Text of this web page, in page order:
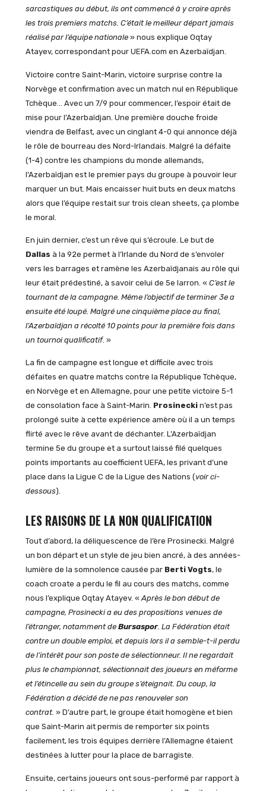
sarcastiques au début, ils ont commencé à y croire après
les trois premiers matchs. C’était le meilleur départ jamais
réalisé par l’équipe nationale» nous explique Oqtay
Atayev, correspondant pour UEFA.com en Azerbaïdjan.
Victoire contre Saint-Marin, victoire surprise contre la
Norvège et confirmation avec un match nul en République
Tchèque… Avec un 7/9 pour commencer, l’espoir était de
mise pour l’Azerbaïdjan. Une première douche froide
viendra de Belfast, avec un cinglant 4-0 qui annonce déjà
le rôle de bourreau des Nord-Irlandais. Malgré la défaite
(1-4) contre les champions du monde allemands,
l’Azerbaïdjan est le premier pays du groupe à pouvoir leur
marquer un but. Mais encaisser huit buts en deux matchs
alors que l’équipe restait sur trois clean sheets, ça plombe
le moral.
En juin dernier, c’est un rêve qui s’écroule. Le but de
Dallas à la 92e permet à l’Irlande du Nord de s’envoler
vers les barrages et ramène les Azerbaïdjanais au rôle qui
leur était prédestiné, à savoir celui de 5e larron. « C’est le
tournant de la campagne. Même l’objectif de terminer 3e a
ensuite été loupé. Malgré une cinquième place au final,
l’Azerbaïdjan a récolté 10 points pour la première fois dans
un tournoi qualificatif. »
La fin de campagne est longue et difficile avec trois
défaites en quatre matchs contre la République Tchèque,
en Norvège et en Allemagne, pour une petite victoire 5-1
de consolation face à Saint-Marin. Prosineckin’est pas
prolongé suite à cette expérience amère où il a un temps
flirté avec le rêve avant de déchanter. L’Azerbaïdjan
termine 5e du groupe et a surtout laissé filé quelques
points importants au coefficient UEFA, les privant d’une
place dans la Ligue C de la Ligue des Nations (voir ci-
dessous).
LES RAISONS DE LA NON QUALIFICATION
Tout d’abord, la déliquescence de l’ère Prosinecki. Malgré
un bon départ et un style de jeu bien ancré, à des années-
lumière de la somnolence causée par Berti Vogts, le
coach croate a perdu le fil au cours des matchs, comme
nous l’explique Oqtay Atayev. «Après le bon début de
campagne, Prosinecki a eu des propositions venues de
l’étranger, notamment de Bursaspor. La Fédération était
contre un double emploi, et depuis lors il a semble-t-il perdu
de l’intérêt pour son poste de sélectionneur. Il ne regardait
plus le championnat, sélectionnait des joueurs en méforme
et l’étincelle au sein du groupe s’éteignait. Du coup, la
Fédération a décidé de ne pas renouveler son
contrat. » D’autre part, le groupe était homogène et bien
que Saint-Marin ait permis de remporter six points
facilement, les trois équipes derrière l’Allemagne étaient
destinées à lutter pour la place de barragiste.
Ensuite, certains joueurs ont sous-performé par rapport à